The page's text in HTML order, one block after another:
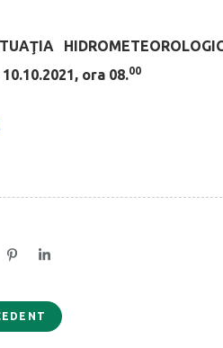
10.10.2021, ora 08.00